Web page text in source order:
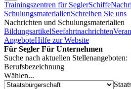
Trainingszentren für SeglerSchiffe
SchulungsmaterialienSchreiben Sie uns
Nachrichten und Schulungsmaterialien
BildungsartikelSeefahrtnachrichten
AngeboteHilfe zur Website
Für Segler Für Unternehmen
Suche nach aktuellen Stellenangeboten:
Berufsbezeichnung
Wählen...